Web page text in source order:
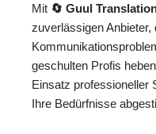
Mit 🔄 Guul
zuverlässigen
geschulten Profis
Einsatz professioneller
Ihre Bedürfnisse